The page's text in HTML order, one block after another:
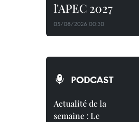
l'APEC 2027
05/08/2026 00:30
PODCAST
Actualité de la
semaine : Le